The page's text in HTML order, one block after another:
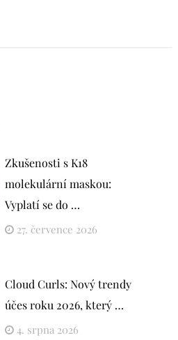
Zkušenosti s K18
molekulární maskou:
Vyplatí se do …
27. července 2026
Cloud Curls: Nový trendy
účes roku 2026, který …
4. srpna 2026